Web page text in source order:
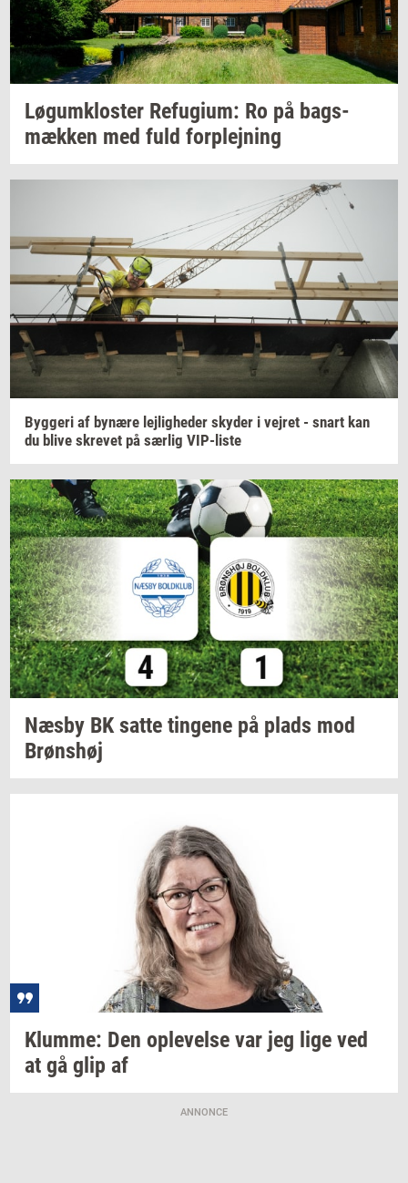
Løgum­klo­ster Re­fu­gi­um: Ro på bags­
mæk­ken med fuld for­plej­ning
Byg­ge­ri af by­næ­re lej­lig­he­der sky­der i vej­ret - snart kan
du blive skre­vet på sær­lig VIP-​liste
Næsby BK satte tin­ge­ne på plads mod
Brøns­høj
Klum­me: Den op­le­vel­se var jeg lige ved
at gå glip af
ANNONCE